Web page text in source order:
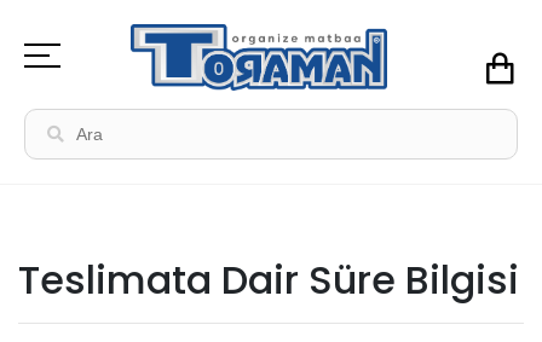
Teslimata Dair Süre Bilgisi